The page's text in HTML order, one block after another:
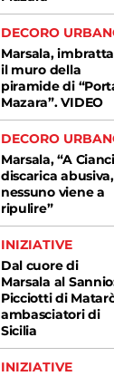
DECORO
Marsala,
il muro della
piramide di
Mazara”. VIDEO
DECORO
Marsala, “A
discarica abusiva,
nessuno viene a
ripulire”
INIZIATIVE
Dal cuore di
Marsala al
Picciotti di
ambasciatori di
Sicilia
INIZIATIVE